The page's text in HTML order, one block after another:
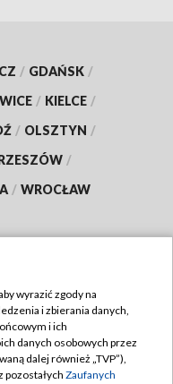
/ GDAŃSK /
/ KIELCE /
/ OLSZTYN /
/
/ WROCŁAW
wyrazić zgody na
i zbierania danych,
i ich
danych osobowych przez
dalej również „TVP”),
pozostałych Zaufanych